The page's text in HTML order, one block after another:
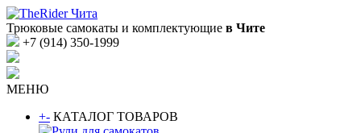
Трюковые самокаты и комплектующие в Чите
+7 (914) 350-1999
МЕНЮ
+- КАТАЛОГ ТОВАРОВ